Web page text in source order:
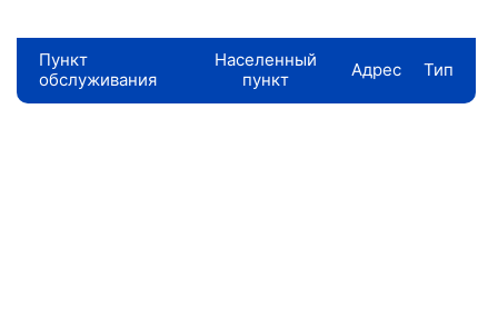
Пункт
обслуживания
Населенный
пункт
Адрес Тип